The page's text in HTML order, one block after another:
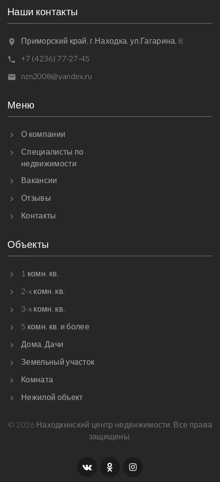
Наши контакты
Приморский край, г.Находка, ул.Гагарина, 8
+7 (4236) 77-27-45
nzn2008@yandex.ru
Меню
О компании
Специалисты по
недвижимости
Вакансии
Отзывы
Контакты
Объекты
1 комн. кв.
2-x комн. кв.
3-x комн. кв.
5 комн. кв. и более
Дома, Дачи
Земельный участок
Комната
Нежилой объект
© 2026 Находкинский центр недвижимости. Все права
защищены.